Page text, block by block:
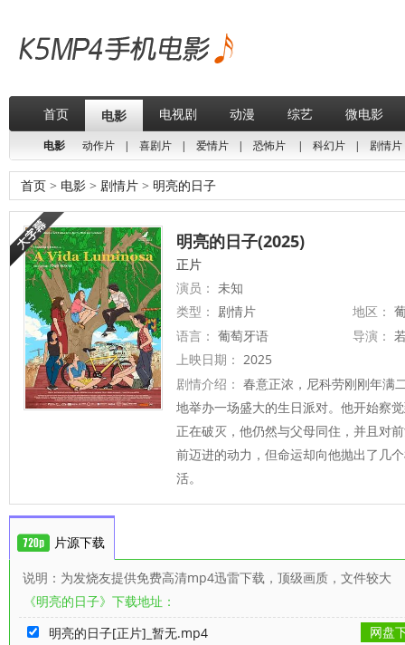
首页 电影 电视剧 动漫 综艺 微电影
电影 动作片 | 喜剧片 | 爱情片 | 恐怖片 | 科幻片 | 剧情片
首页 > 电影 > 剧情片 > 明亮的日子
明亮的日子(2025)
正片
演员： 未知
类型： 剧情片 地区：
语言： 葡萄牙语 导演：
上映日期： 2025
剧情介绍： 春意正浓，尼科劳刚刚年满
地举办一场盛大的生日派对。他开始察
正在破灭，他仍然与父母同住，并且对
前迈进的动力，但命运却向他抛出了几
活。
片源下载
说明：为发烧友提供免费高清mp4迅雷下载，顶级画质，文件较大
《明亮的日子》下载地址：
明亮的日子[正片]_暂无.mp4
网盘